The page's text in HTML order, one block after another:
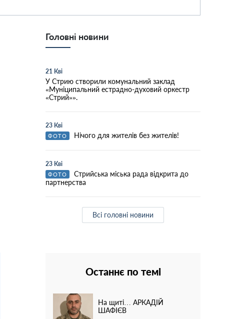
Головні новини
21 Кві
У Стрию створили комунальний заклад
«Муніципальний естрадно-духовий оркестр
«Стрий»».
23 Кві
ФОТО Нічого для жителів без жителів!
23 Кві
ФОТО
Стрийська міська рада відкрита до
партнерства
Всі головні новини
Останнє по темі
На щиті… АРКАДІЙ
ШАФІЄВ